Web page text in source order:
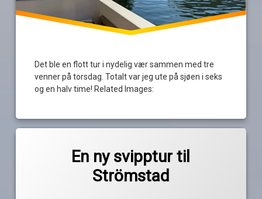
Det ble en flott tur i nydelig vær sammen med tre
venner på torsdag. Totalt var jeg ute på sjøen i seks
og en halv time! Related Images:
En ny svipptur til
Strömstad
kommentarer